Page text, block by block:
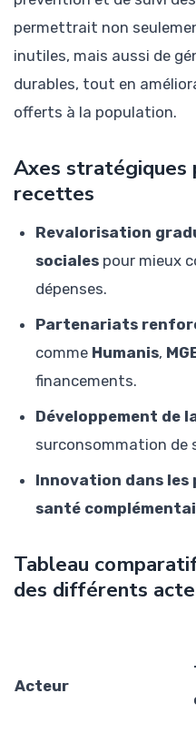
permettrait non
inutiles, mais aussi de
durables, tout en
offerts à la population.
Axes stratégiques
recettes
Revalorisation
sociales pour mieux
dépenses.
Partenariats
comme Humanis,
financements.
Développement de
surconsommation de
Innovation dans les
santé
Tableau
des différents
Acteur